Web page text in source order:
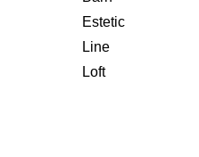
Estetic
Line
Loft